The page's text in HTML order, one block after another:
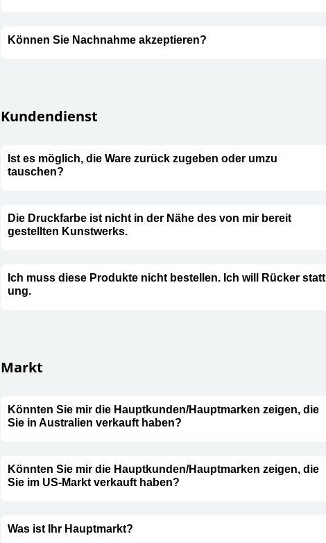
Können Sie Nachnahme akzeptieren?
Kundendienst
Ist es möglich, die Ware zurück zugeben oder umzu
tauschen?
Die Druckfarbe ist nicht in der Nähe des von mir bereit
gestellten Kunstwerks.
Ich muss diese Produkte nicht bestellen. Ich will Rücker statt
ung.
Markt
Könnten Sie mir die Hauptkunden/Hauptmarken zeigen, die
Sie in Australien verkauft haben?
Könnten Sie mir die Hauptkunden/Hauptmarken zeigen, die
Sie im US-Markt verkauft haben?
Was ist Ihr Hauptmarkt?